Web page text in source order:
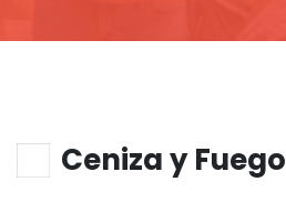
Ceniza y Fuego